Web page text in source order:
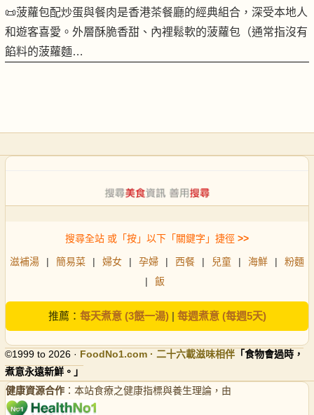
📜菠蘿包配炒蛋與餐肉是香港茶餐廳的經典組合，深受本地人
和遊客喜愛。外層酥脆香甜、內裡鬆軟的菠蘿包（通常指沒有
餡料的菠蘿麵…
搜尋全站 或「按」以下「關鍵字」捷徑 >>
滋補湯 | 簡易菜 | 婦女 | 孕婦 | 西餐 | 兒童 | 海鮮 |
粉麵
|
飯
推薦： 每天煮意 (3餸一湯)| 每週煮意 (每週5天)
©1999 to 2026 · FoodNo1.com · 二十六載滋味相伴 「食物會過時，
煮意永遠新鮮。」
健康資源合作 ：本站食療之健康指標與養生理論，由